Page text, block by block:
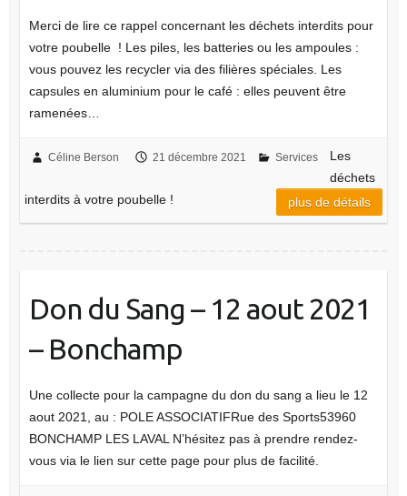
Merci de lire ce rappel concernant les déchets interdits pour
votre poubelle ! Les piles, les batteries ou les ampoules :
vous pouvez les recycler via des filières spéciales. Les
capsules en aluminium pour le café : elles peuvent être
ramenées…
Céline Berson 21 décembre 2021 Services
Les
déchets
interdits à votre poubelle !
plus de détails
Don du Sang – 12 aout 2021
– Bonchamp
Une collecte pour la campagne du don du sang a lieu le 12
aout 2021, au : POLE ASSOCIATIFRue des Sports53960
BONCHAMP LES LAVAL N’hésitez pas à prendre rendez-
vous via le lien sur cette page pour plus de facilité.